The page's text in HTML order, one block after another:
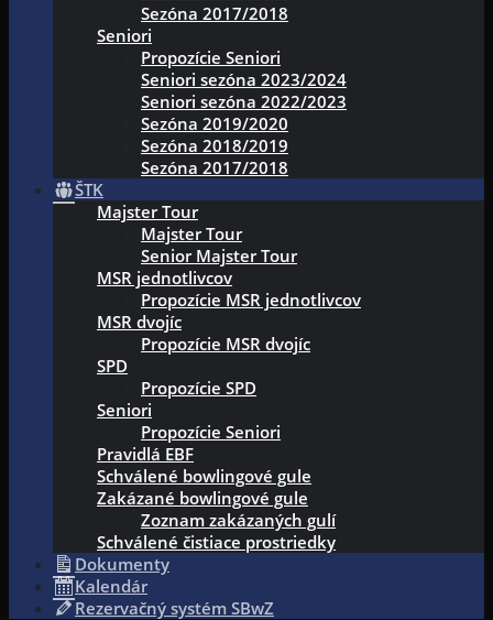
Sezóna 2017/2018
Seniori
Propozície Seniori
Seniori sezóna 2023/2024
Seniori sezóna 2022/2023
Sezóna 2019/2020
Sezóna 2018/2019
Sezóna 2017/2018
ŠTK
Majster Tour
Majster Tour
Senior Majster Tour
MSR jednotlivcov
Propozície MSR jednotlivcov
MSR dvojíc
Propozície MSR dvojíc
SPD
Propozície SPD
Seniori
Propozície Seniori
Pravidlá EBF
Schválené bowlingové gule
Zakázané bowlingové gule
Zoznam zakázaných gulí
Schválené čistiace prostriedky
Dokumenty
Kalendár
Rezervačný systém SBwZ